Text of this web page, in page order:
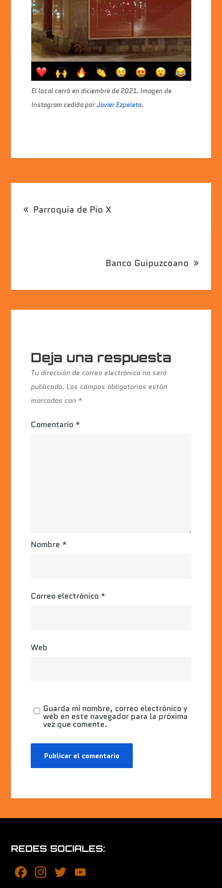
El local cerró en diciembre de 2021. Imagen de
Instagram cedida porJavier Ezpeleta.
Parroquia de Pio X
Banco Guipuzcoano
Deja una respuesta
Tu dirección de correo electrónico no será
publicada. Los campos obligatorios están
marcados con *
Comentario *
Nombre *
Correo electrónico *
Web
Guarda mi nombre, correo electrónico y
web en este navegador para la próxima
vez que comente.
REDES SOCIALES:
F In T